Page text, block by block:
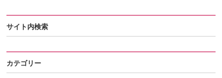
サイト内検索
カテゴリー